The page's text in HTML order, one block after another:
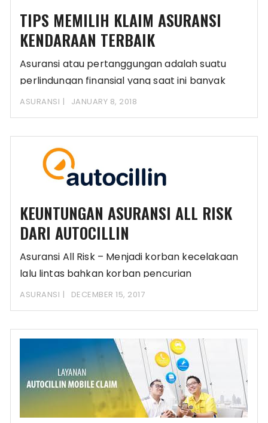
TIPS MEMILIH KLAIM ASURANSI
KENDARAAN TERBAIK
Asuransi atau pertanggungan adalah suatu
perlindungan finansial yang saat ini banyak
digunakan oleh kebanyakan pemilik
ASURANSI JANUARY 8, 2018
KEUNTUNGAN ASURANSI ALL RISK
DARI AUTOCILLIN
Asuransi All Risk – Menjadi korban kecelakaan
lalu lintas bahkan korban pencurian
merupakan beberapa resiko
ASURANSI DECEMBER 15, 2017